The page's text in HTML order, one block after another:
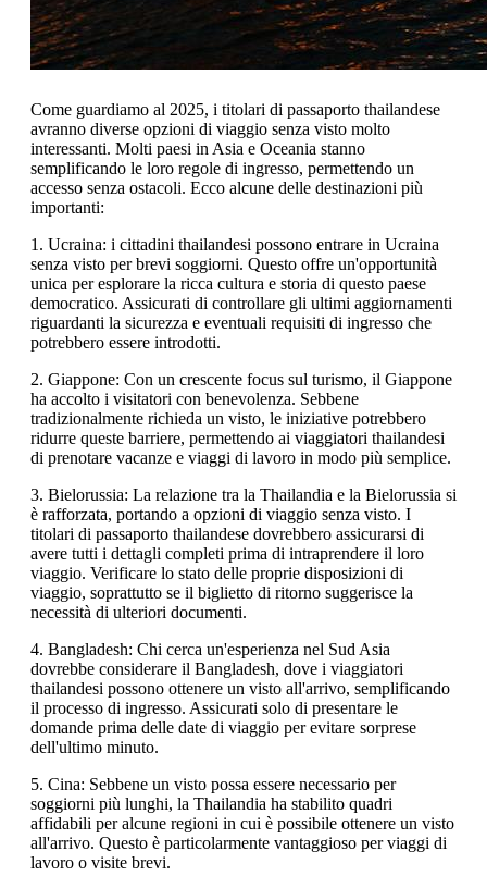
Come guardiamo al 2025, i titolari di passaporto thailandese
avranno diverse opzioni di viaggio senza visto molto
interessanti. Molti paesi in Asia e Oceania stanno
semplificando le loro regole di ingresso, permettendo un
accesso senza ostacoli. Ecco alcune delle destinazioni più
importanti:
1. Ucraina: i cittadini thailandesi possono entrare in Ucraina
senza visto per brevi soggiorni. Questo offre un'opportunità
unica per esplorare la ricca cultura e storia di questo paese
democratico. Assicurati di controllare gli ultimi aggiornamenti
riguardanti la sicurezza e eventuali requisiti di ingresso che
potrebbero essere introdotti.
2. Giappone: Con un crescente focus sul turismo, il Giappone
ha accolto i visitatori con benevolenza. Sebbene
tradizionalmente richieda un visto, le iniziative potrebbero
ridurre queste barriere, permettendo ai viaggiatori thailandesi
di prenotare vacanze e viaggi di lavoro in modo più semplice.
3. Bielorussia: La relazione tra la Thailandia e la Bielorussia si
è rafforzata, portando a opzioni di viaggio senza visto. I
titolari di passaporto thailandese dovrebbero assicurarsi di
avere tutti i dettagli completi prima di intraprendere il loro
viaggio. Verificare lo stato delle proprie disposizioni di
viaggio, soprattutto se il biglietto di ritorno suggerisce la
necessità di ulteriori documenti.
4. Bangladesh: Chi cerca un'esperienza nel Sud Asia
dovrebbe considerare il Bangladesh, dove i viaggiatori
thailandesi possono ottenere un visto all'arrivo, semplificando
il processo di ingresso. Assicurati solo di presentare le
domande prima delle date di viaggio per evitare sorprese
dell'ultimo minuto.
5. Cina: Sebbene un visto possa essere necessario per
soggiorni più lunghi, la Thailandia ha stabilito quadri
affidabili per alcune regioni in cui è possibile ottenere un visto
all'arrivo. Questo è particolarmente vantaggioso per viaggi di
lavoro o visite brevi.